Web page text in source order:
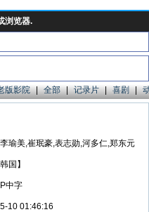
浏览器.
版影院 | 全部 | 记录片 | 喜剧 |
瑜美,崔珉豪,表志勋,河多仁,郑东元
国】
中字
10 01:46:16